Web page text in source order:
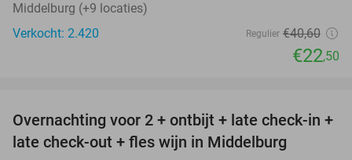
Middelburg (+9 locaties)
Verkocht: 2.420
Regulier €40,60
€22,50
52%
Overnachting voor 2 + ontbijt + late check-in +
late check-out + fles wijn in Middelburg